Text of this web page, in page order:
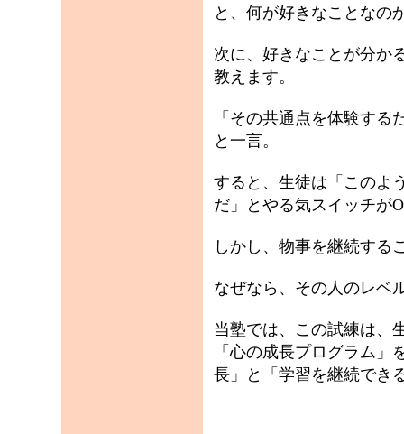
と、何が好きなことなの
次に、好きなことが分か
教えます。
「その共通点を体験す
と一言。
すると、生徒は「このよ
だ」とやる気スイッチが
しかし、物事を継続する
なぜなら、その人のレベ
当塾では、この試練は、
「心の成長プログラム
長」と「学習を継続でき